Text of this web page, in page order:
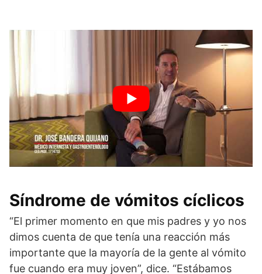
Síndrome de vómitos cíclicos
“El primer momento en que mis padres y yo nos
dimos cuenta de que tenía una reacción más
importante que la mayoría de la gente al vómito
fue cuando era muy joven”, dice. “Estábamos